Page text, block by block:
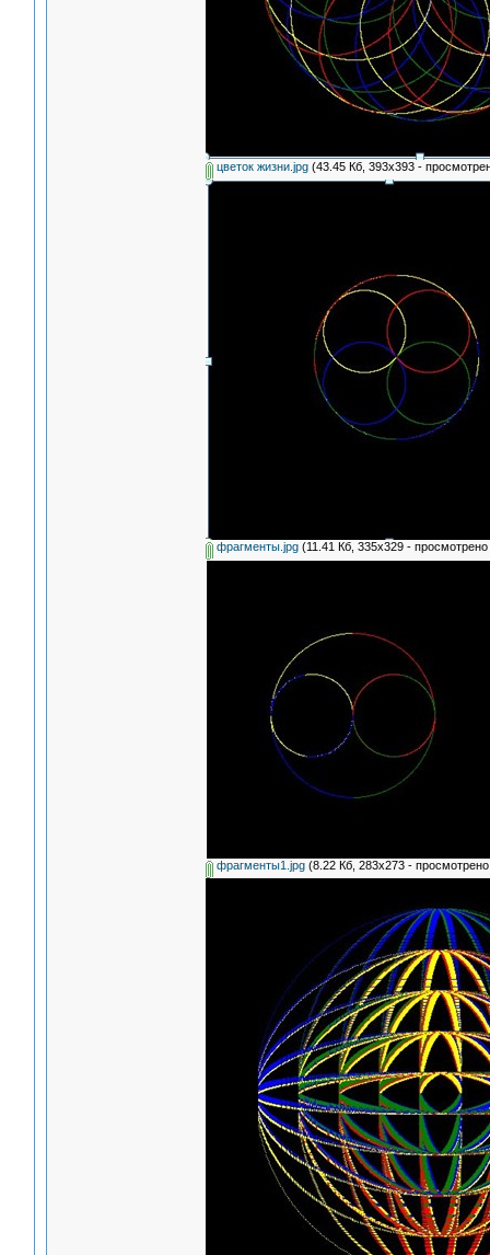
цветок жизни.jpg (43.45 Кб, 393x393 -
фрагменты.jpg (11.41 Кб, 335x329 - просмотрено
фрагменты1.jpg (8.22 Кб, 283x273 -